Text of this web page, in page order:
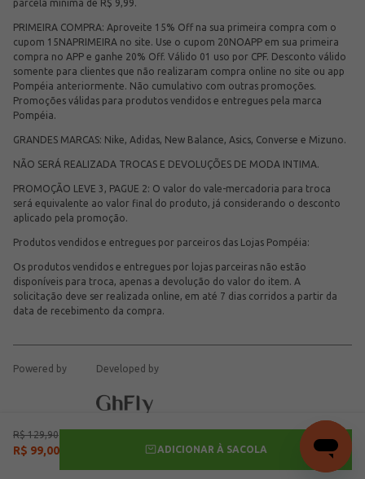
R$ 129,90
R$ 99,00 ADICIONAR À SACOLA
parcela mínima de R$ 9,99.
PRIMEIRA COMPRA: Aproveite 15% Off na sua primeira compra com o
cupom 15NAPRIMEIRA no site. Use o cupom 20NOAPP em sua primeira
compra no APP e ganhe 20% Off. Válido 01 uso por CPF. Desconto válido
somente para clientes que não realizaram compra online no site ou app
Pompéia anteriormente. Não cumulativo com outras promoções.
Promoções válidas para produtos vendidos e entregues pela marca
Pompéia.
GRANDES MARCAS: Nike, Adidas, New Balance, Asics, Converse e Mizuno.
NÃO SERÁ REALIZADA TROCAS E DEVOLUÇÕES DE MODA INTIMA.
PROMOÇÃO LEVE 3, PAGUE 2: O valor do vale-mercadoria para troca
será equivalente ao valor final do produto, já considerando o desconto
aplicado pela promoção.
Produtos vendidos e entregues por parceiros das Lojas Pompéia:
Os produtos vendidos e entregues por lojas parceiras não estão
disponíveis para troca, apenas a devolução do valor do item. A
solicitação deve ser realizada online, em até 7 dias corridos a partir da
data de recebimento da compra.
Powered by Developed by